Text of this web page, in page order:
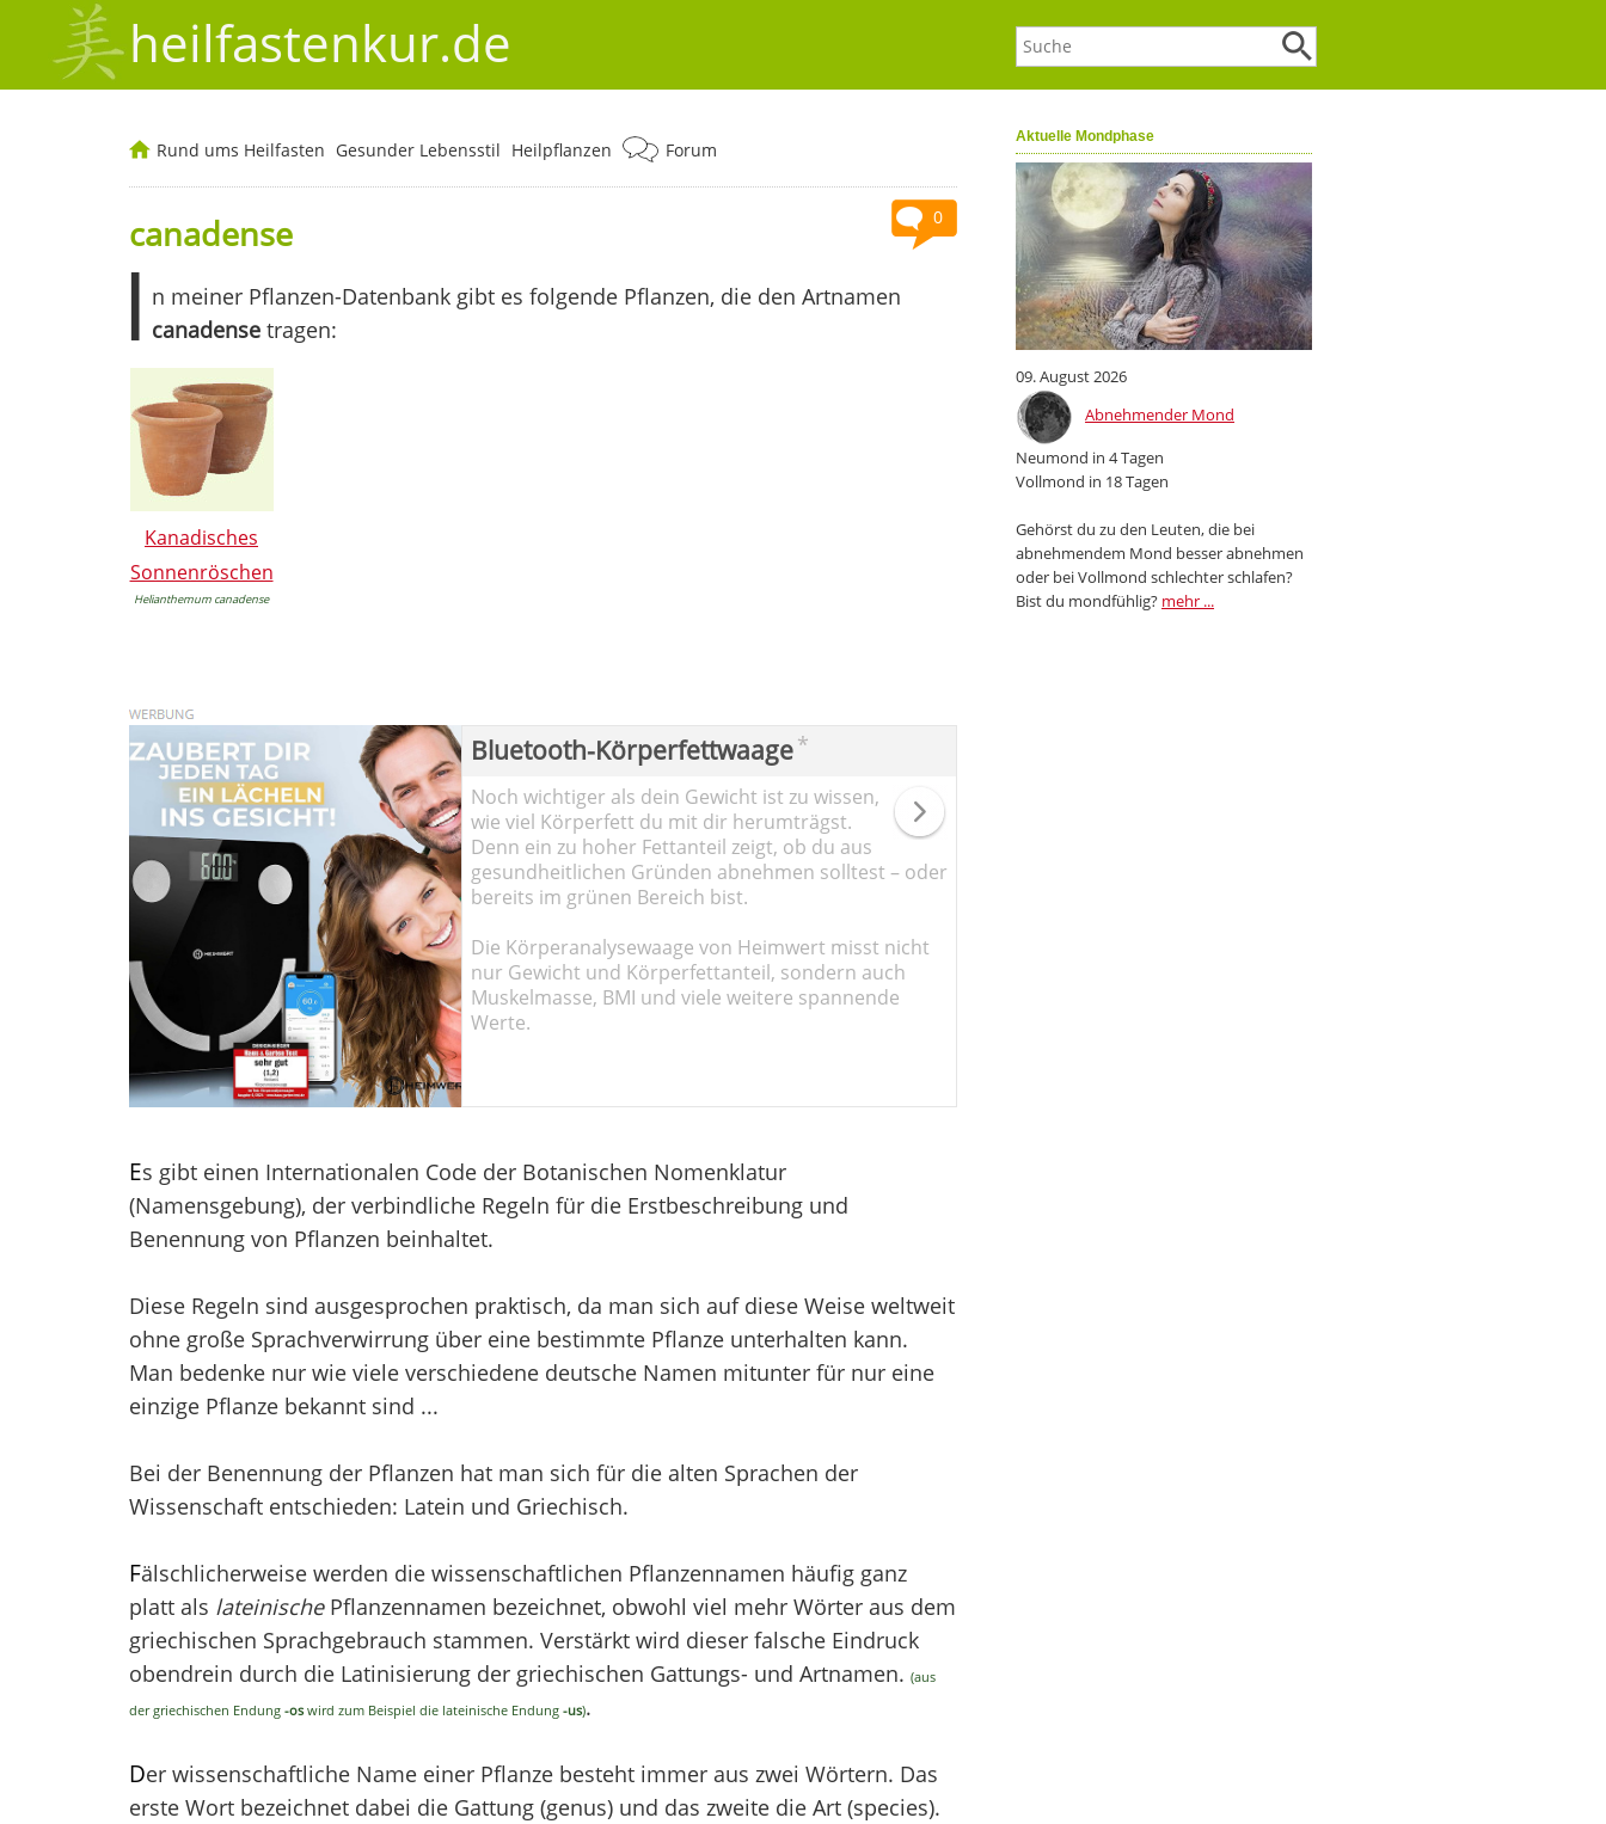
heilfastenkur.de
Aktuelle Mondphase
09. August 2026
Abnehmender Mond
Neumond in 4 Tagen
Vollmond in 18 Tagen
Gehörst du zu den Leuten, die bei
abnehmendem Mond besser abnehmen
oder bei Vollmond schlechter schlafen?
Bist du mondfühlig? mehr ...
Rund ums Heilfasten Gesunder Lebensstil Heilpflanzen Forum
0
canadense
I n meiner Pflanzen-Datenbank gibt es folgende Pflanzen, die den Artnamen
canadensetragen:
Kanadisches
Sonnenröschen
Helianthemum canadense
Bluetooth-Körperfettwaage*
Noch wichtiger als dein Gewicht ist zu wissen,
wie viel Körperfett du mit dir herumträgst.
Denn ein zu hoher Fettanteil zeigt, ob du aus
gesundheitlichen Gründen abnehmen solltest – oder
bereits im grünen Bereich bist.
Die Körperanalysewaage von Heimwert misst nicht
nur Gewicht und Körperfettanteil, sondern auch
Muskelmasse, BMI und viele weitere spannende
Werte.
Es gibt einen Internationalen Code der Botanischen Nomenklatur
(Namensgebung), der verbindliche Regeln für die Erstbeschreibung und
Benennung von Pflanzen beinhaltet.
Diese Regeln sind ausgesprochen praktisch, da man sich auf diese Weise weltweit
ohne große Sprachverwirrung über eine bestimmte Pflanze unterhalten kann.
Man bedenke nur wie viele verschiedene deutsche Namen mitunter für nur eine
einzige Pflanze bekannt sind ...
Bei der Benennung der Pflanzen hat man sich für die alten Sprachen der
Wissenschaft entschieden: Latein und Griechisch.
Fälschlicherweise werden die wissenschaftlichen Pflanzennamen häufig ganz
platt als lateinischePflanzennamen bezeichnet, obwohl viel mehr Wörter aus dem
griechischen Sprachgebrauch stammen. Verstärkt wird dieser falsche Eindruck
obendrein durch die Latinisierung der griechischen Gattungs- und Artnamen. (aus
der griechischen Endung -oswird zum Beispiel die lateinische Endung -us).
Der wissenschaftliche Name einer Pflanze besteht immer aus zwei Wörtern. Das
erste Wort bezeichnet dabei die Gattung (genus) und das zweite die Art (species).